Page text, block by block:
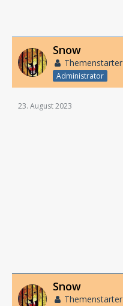
Snow
Themenstarter
Administrator
23. August 2023
Snow
Themenstarter